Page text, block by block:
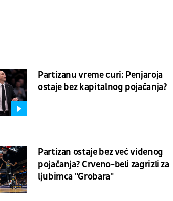
Partizanu vreme curi: Penjaroja
ostaje bez kapitalnog pojačanja?
Partizan ostaje bez već viđenog
pojačanja? Crveno-beli zagrizli za
ljubimca "Grobara"